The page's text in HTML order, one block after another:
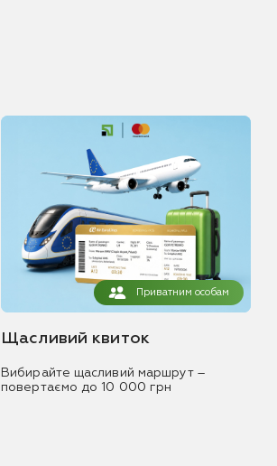
Приватним особам
Щасливий квиток
Вибирайте щасливий маршрут –
повертаємо до 10 000 грн